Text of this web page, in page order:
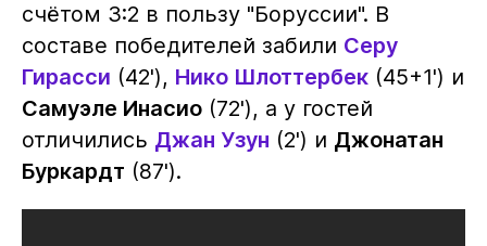
счётом 3:2 в пользу "Боруссии". В
составе победителей забили Серу
Гирасси (42'), Нико Шлоттербек(45+1') и
Самуэле Инасио(72'), а у гостей
отличились Джан Узун (2') и Джонатан
Буркардт (87').